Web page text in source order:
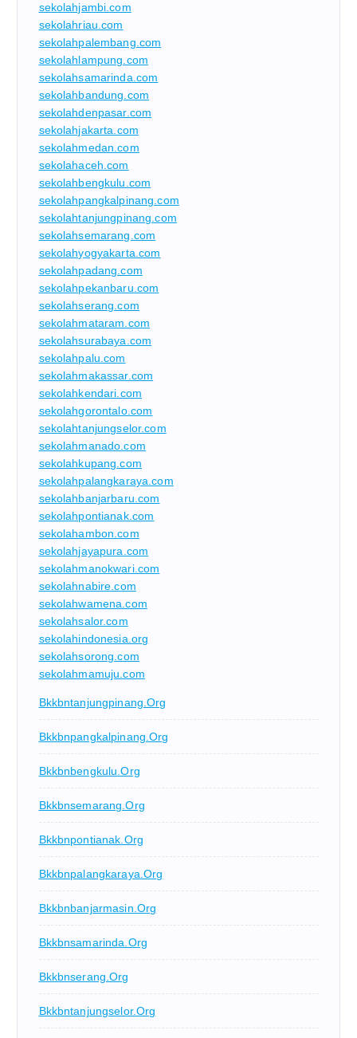
sekolahjambi.com
sekolahriau.com
sekolahpalembang.com
sekolahlampung.com
sekolahsamarinda.com
sekolahbandung.com
sekolahdenpasar.com
sekolahjakarta.com
sekolahmedan.com
sekolahaceh.com
sekolahbengkulu.com
sekolahpangkalpinang.com
sekolahtanjungpinang.com
sekolahsemarang.com
sekolahyogyakarta.com
sekolahpadang.com
sekolahpekanbaru.com
sekolahserang.com
sekolahmataram.com
sekolahsurabaya.com
sekolahpalu.com
sekolahmakassar.com
sekolahkendari.com
sekolahgorontalo.com
sekolahtanjungselor.com
sekolahmanado.com
sekolahkupang.com
sekolahpalangkaraya.com
sekolahbanjarbaru.com
sekolahpontianak.com
sekolahambon.com
sekolahjayapura.com
sekolahmanokwari.com
sekolahnabire.com
sekolahwamena.com
sekolahsalor.com
sekolahindonesia.org
sekolahsorong.com
sekolahmamuju.com
Bkkbntanjungpinang.org
Bkkbnpangkalpinang.org
Bkkbnbengkulu.org
Bkkbnsemarang.org
Bkkbnpontianak.org
Bkkbnpalangkaraya.org
Bkkbnbanjarmasin.org
Bkkbnsamarinda.org
Bkkbnserang.org
Bkkbntanjungselor.org